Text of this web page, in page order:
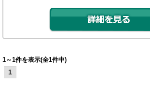
1～1件を表示(全1件中)
1